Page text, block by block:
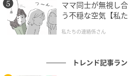
実際に、SNSへの投稿写真が原
そうになったケースもあるよう
他の人のSNSに写り込んでい
らない人から声をかけられた。
ママ同士が無視し
う不穏な空気【私
私たちの連絡係さん
トレンド記事ラ